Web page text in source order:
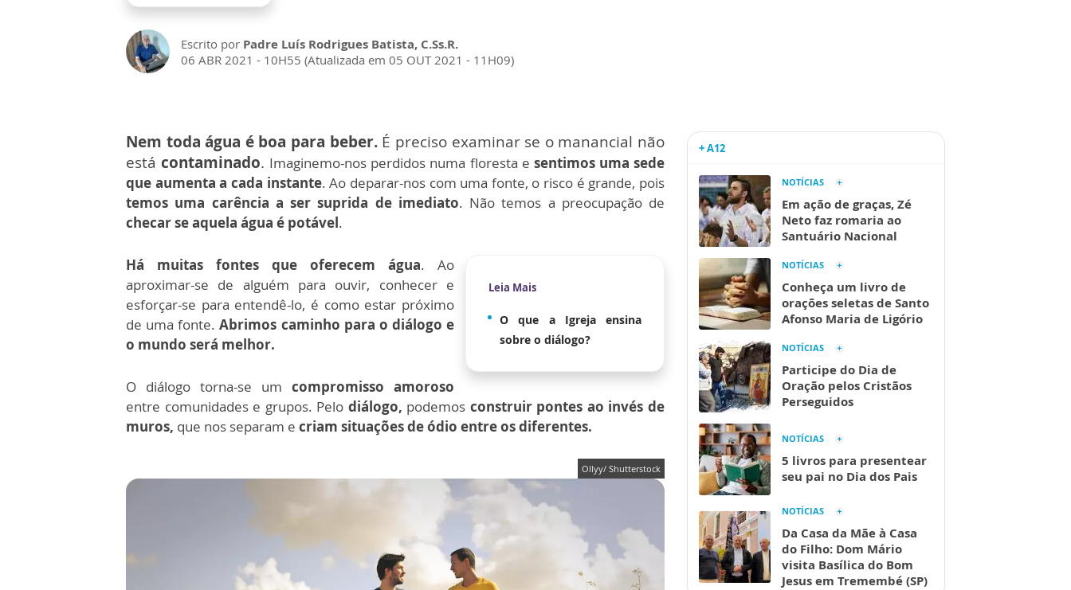
Escrito por Padre Luís Rodrigues Batista, C.Ss.R.
06 ABR 2021 - 10H55 (Atualizada em 05 OUT 2021 - 11H09)
Nem toda água é boa para beber.É preciso examinar se o manancial não
estácontaminado. Imaginemo-nos perdidos numa floresta e sentimos uma sede
que aumenta a cada instante. Ao deparar-nos com uma fonte, o risco é grande, pois
temos uma carência a ser suprida de imediato. Não temos a preocupação de
checar se aquela água é potável.
Leia Mais
O que a Igreja ensina
sobre o diálogo?
Há muitas fontes que oferecem água. Ao
aproximar-se de alguém para ouvir, conhecer e
esforçar-se para entendê-lo, é como estar próximo
de uma fonte. Abrimos caminho para o diálogo e
o mundo será melhor.
O diálogo torna-se um compromisso amoroso
entre comunidades e grupos. Pelo diálogo, podemos construir pontes ao invés de
muros, que nos separam e criam situações de ódio entre os diferentes.
Ollyy/ Shutterstock
+ A12
NOTÍCIAS
Em ação de graças, Zé
Neto faz romaria ao
Santuário Nacional
NOTÍCIAS
Conheça um livro de
orações seletas de Santo
Afonso Maria de Ligório
NOTÍCIAS
Participe do Dia de
Oração pelos Cristãos
Perseguidos
NOTÍCIAS
5 livros para presentear
seu pai no Dia dos Pais
NOTÍCIAS
Da Casa da Mãe à Casa
do Filho: Dom Mário
visita Basílica do Bom
Jesus em Tremembé (SP)